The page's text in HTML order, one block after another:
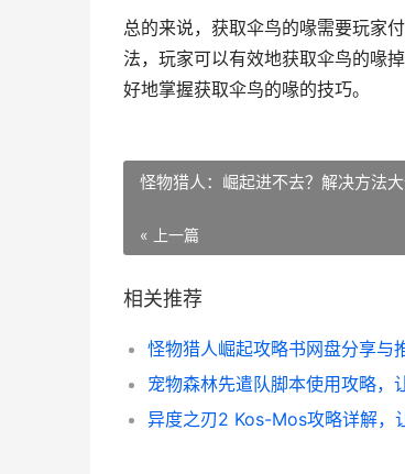
总的来说，获取伞鸟的喙需要玩家
法，玩家可以有效地获取伞鸟的喙
好地掌握获取伞鸟的喙的技巧。
怪物猎人：崛起进不去？解决方法大
« 上一篇
相关推荐
怪物猎人崛起攻略书网盘分享与